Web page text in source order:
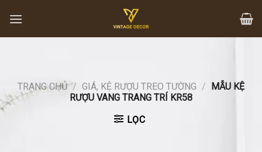
content
TRANG CHỦ / GIÁ, KỆ RƯỢU TREO TƯỜNG /
MẪU KỆ
RƯỢU VANG TRANG TRÍ KR58
LỌC